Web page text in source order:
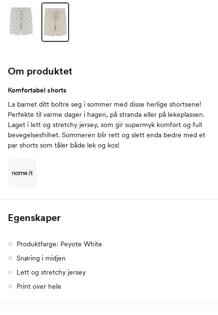
Om produktet
Komfortabel shorts
La barnet ditt boltre seg i sommer med disse herlige shortsene!
Perfekte til varme dager i hagen, på stranda eller på lekeplassen.
Laget i lett og stretchy jersey, som gir supermyk komfort og full
bevegelsesfrihet. Sommeren blir rett og slett enda bedre med et
par shorts som tåler både lek og kos!
Egenskaper
Produktfarge: Peyote White
Snøring i midjen
Lett og stretchy jersey
Print over hele